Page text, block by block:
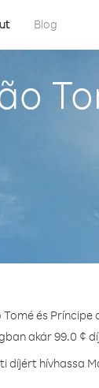
Blog
és Príncipe
akár 99.0 ¢
díjért hívhassa